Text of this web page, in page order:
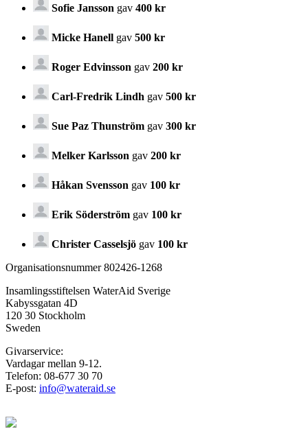
Sofie Jansson gav 400 kr
Micke Hanell gav 500 kr
Roger Edvinsson gav 200 kr
Carl-Fredrik Lindh gav 500 kr
Sue Paz Thunström gav 300 kr
Melker Karlsson gav 200 kr
Håkan Svensson gav 100 kr
Erik Söderström gav 100 kr
Christer Casselsjö gav 100 kr
Organisationsnummer 802426-1268
Insamlingsstiftelsen WaterAid Sverige
Kabyssgatan 4D
120 30 Stockholm
Sweden
Givarservice:
Vardagar mellan 9-12.
Telefon: 08-677 30 70
E-post: info@wateraid.se